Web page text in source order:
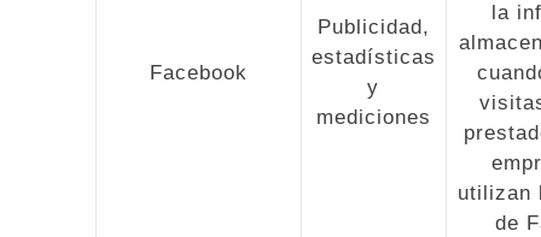
Facebook
Publicidad,
estadísticas
y
mediciones
la
utilizan
de